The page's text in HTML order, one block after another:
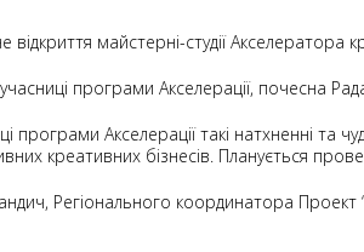
відкриття майстерні-студії Акселератора
програми Акселерації, почесна
Акселерації такі натхненні та
креативних бізнесів. Планується
, Регіонального координатора Проект